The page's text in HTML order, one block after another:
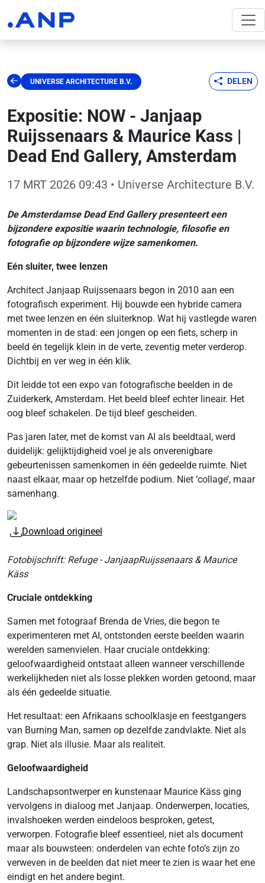
UNIVERSE ARCHITECTURE B.V. DELEN
Expositie: NOW - Janjaap
Ruijssenaars & Maurice Kass |
Dead End Gallery, Amsterdam
17 MRT 2026 09:43 • Universe Architecture B.V.
De Amsterdamse Dead End Gallery presenteert een
bijzondere expositie waarin technologie, filosofie en
fotografie op bijzondere wijze samenkomen.
Eén sluiter, twee lenzen
Architect Janjaap Ruijssenaars begon in 2010 aan een
fotografisch experiment. Hij bouwde een hybride camera
met twee lenzen en één sluiterknop. Wat hij vastlegde waren
momenten in de stad: een jongen op een fiets, scherp in
beeld én tegelijk klein in de verte, zeventig meter verderop.
Dichtbij en ver weg in één klik.
Dit leidde tot een expo van fotografische beelden in de
Zuiderkerk, Amsterdam. Het beeld bleef echter lineair. Het
oog bleef schakelen. De tijd bleef gescheiden.
Pas jaren later, met de komst van AI als beeldtaal, werd
duidelijk: gelijktijdigheid voel je als onverenigbare
gebeurtenissen samenkomen in één gedeelde ruimte. Niet
naast elkaar, maar op hetzelfde podium. Niet ‘collage’, maar
samenhang.
Download origineel
Fotobijschrift: Refuge - JanjaapRuijssenaars & Maurice
Käss
Cruciale ontdekking
Samen met fotograaf Brenda de Vries, die begon te
experimenteren met AI, ontstonden eerste beelden waarin
werelden samenvielen. Haar cruciale ontdekking:
geloofwaardigheid ontstaat alleen wanneer verschillende
werkelijkheden niet als losse plekken worden getoond, maar
als één gedeelde situatie.
Het resultaat: een Afrikaans schoolklasje en feestgangers
van Burning Man, samen op dezelfde zandvlakte. Niet als
grap. Niet als illusie. Maar als realiteit.
Geloofwaardigheid
Landschapsontwerper en kunstenaar Maurice Käss ging
vervolgens in dialoog met Janjaap. Onderwerpen, locaties,
invalshoeken werden eindeloos besproken, getest,
verworpen. Fotografie bleef essentieel, niet als document
maar als bouwsteen: onderdelen van echte foto’s zijn zo
verweven in de beelden dat niet meer te zien is waar het ene
eindigt en het andere begint.